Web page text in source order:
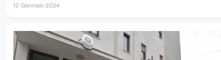
12 Gennaio 2024